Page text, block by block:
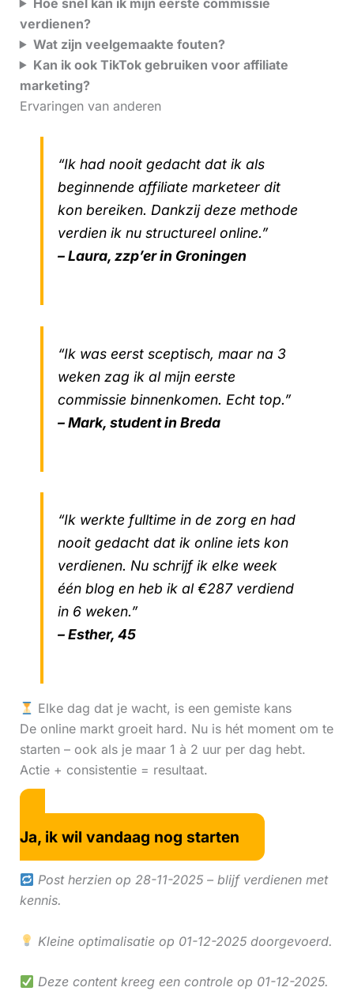
verdienen?
Wat zijn veelgemaakte fouten?
Kan ik ook TikTok gebruiken voor affiliate
marketing?
Ervaringen van anderen
“Ik had nooit gedacht dat ik als
beginnende affiliate marketeer dit
kon bereiken. Dankzij deze methode
verdien ik nu structureel online.”
– Laura, zzp’er in Groningen
“Ik was eerst sceptisch, maar na 3
weken zag ik al mijn eerste
commissie binnenkomen. Echt top.”
– Mark, student in Breda
“Ik werkte fulltime in de zorg en had
nooit gedacht dat ik online iets kon
verdienen. Nu schrijf ik elke week
één blog en heb ik al €287 verdiend
in 6 weken.”
– Esther, 45
Elke dag dat je wacht, is een gemiste kans
De online markt groeit hard. Nu is hét moment om te
starten – ook als je maar 1 à 2 uur per dag hebt.
Actie + consistentie = resultaat.
Ja, ik wil vandaag nog starten
Post herzien op 28-11-2025 – blijf verdienen met
kennis.
Kleine optimalisatie op 01-12-2025 doorgevoerd.
Deze content kreeg een controle op 01-12-2025.